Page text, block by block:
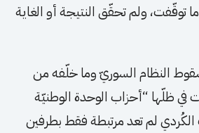
توقّفت، ولم تحقّق النتيجة أو الغاية
سقوط النظام السوريّ وما خلّفه من
في ظلّها “أحزاب الوحدة الوطنيّة
لم تعد مرتبطة فقط بطرفين